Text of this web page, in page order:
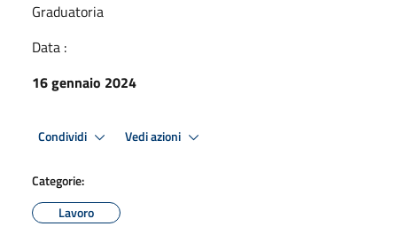
Graduatoria
Data :
16 gennaio 2024
Condividi Vedi azioni
Categorie:
Lavoro